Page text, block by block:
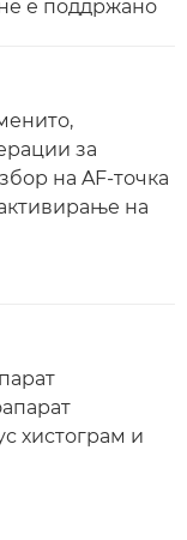
е поддржано
за
на AF-точка
на
хистограм и